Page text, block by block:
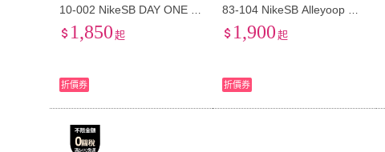
10-002 NikeSB DAY ONE D
ay One 舒適簡約GS 低幫 板
鞋 黑色 男女同款 nike男鞋
休閒鞋
1,850 起
折價券
83-104 NikeSB Alleyoop 舒
適輕盈 低幫 兒童板鞋 黑白
色 男女同款 nike男鞋 男運動
運動鞋 nike女鞋 運動鞋女 休
閒鞋
1,900 起
折價券